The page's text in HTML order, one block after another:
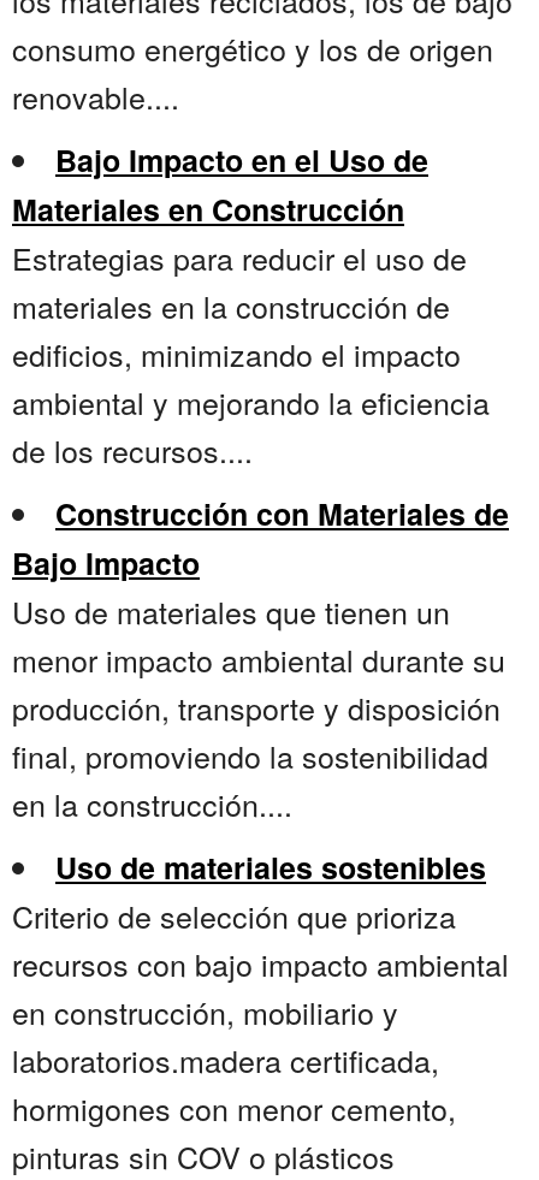
consumo energético y los de origen
renovable....
Bajo Impacto en el Uso de
Materiales en Construcción
Estrategias para reducir el uso de
materiales en la construcción de
edificios, minimizando el impacto
ambiental y mejorando la eficiencia
de los recursos....
Construcción con Materiales de
Bajo Impacto
Uso de materiales que tienen un
menor impacto ambiental durante su
producción, transporte y disposición
final, promoviendo la sostenibilidad
en la construcción....
Uso de materiales sostenibles
Criterio de selección que prioriza
recursos con bajo impacto ambiental
en construcción, mobiliario y
laboratorios.madera certificada,
hormigones con menor cemento,
pinturas sin COV o plásticos